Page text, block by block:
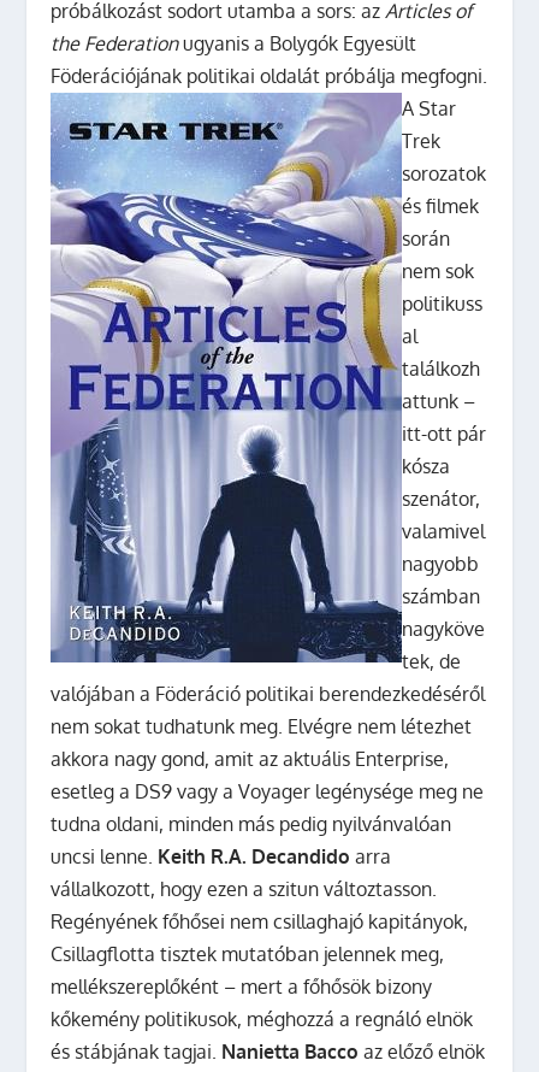
próbálkozást sodort utamba a sors: az Articles of
the Federationugyanis a Bolygók Egyesült
Föderációjának politikai oldalát próbálja megfogni.
A Star
Trek
sorozatok
és filmek
során
nem sok
politikuss
al
találkozh
attunk –
itt-ott pár
kósza
szenátor,
valamivel
nagyobb
számban
nagyköve
tek, de
valójában a Föderáció politikai berendezkedéséről
nem sokat tudhatunk meg. Elvégre nem létezhet
akkora nagy gond, amit az aktuális Enterprise,
esetleg a DS9 vagy a Voyager legénysége meg ne
tudna oldani, minden más pedig nyilvánvalóan
uncsi lenne. Keith R.A. Decandido arra
vállalkozott, hogy ezen a szitun változtasson.
Regényének főhősei nem csillaghajó kapitányok,
Csillagflotta tisztek mutatóban jelennek meg,
mellékszereplőként – mert a főhősök bizony
kőkemény politikusok, méghozzá a regnáló elnök
és stábjának tagjai. Nanietta Baccoaz előző elnök